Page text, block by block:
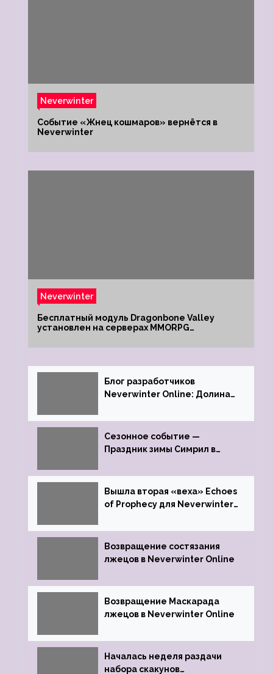
Neverwinter
Событие «Жнец кошмаров» вернётся в
Neverwinter
Neverwinter
Бесплатный модуль Dragonbone Valley
установлен на серверах MMORPG
Блог разработчиков
Neverwinter Online: Долина
Сезонное событие —
Праздник зимы Симрил в
Вышла вторая «веха» Echoes
of Prophecy для Neverwinter
Возвращение состязания
лжецов в Neverwinter Online
Возвращение Маскарада
лжецов в Neverwinter Online
Началась неделя раздачи
набора скакунов